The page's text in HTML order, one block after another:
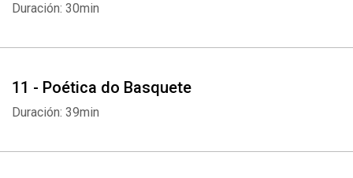
Duración: 30min
11 - Poética do Basquete
Duración: 39min